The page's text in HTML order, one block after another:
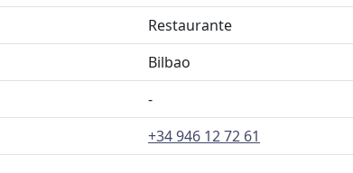
Restaurante
Bilbao
-
+34 946 12 72 61